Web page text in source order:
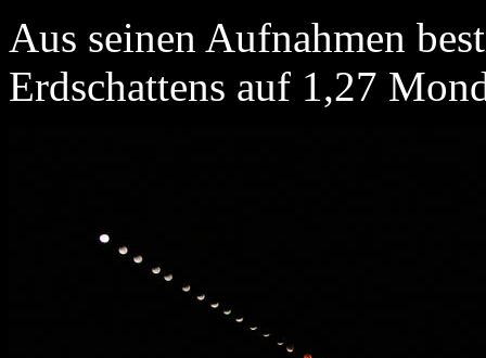
Aus seinen Aufnahmen
Erdschattens auf 1,27